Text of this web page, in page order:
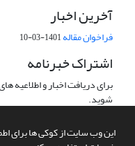
این وب سایت از کوکی ها برای
آخرین اخبار
فراخوان مقاله1401-03-10
اشتراک خبرنامه
برای دریافت اخبار و
شوید.